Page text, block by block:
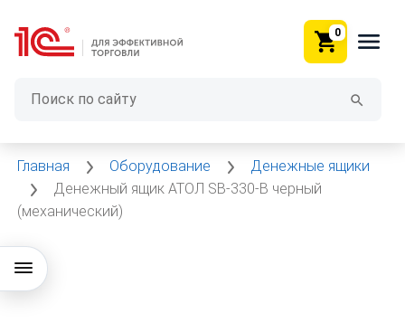
0
Главная Оборудование
Денежные ящики
Денежный ящик АТОЛ SB-330-B черный
(механический)